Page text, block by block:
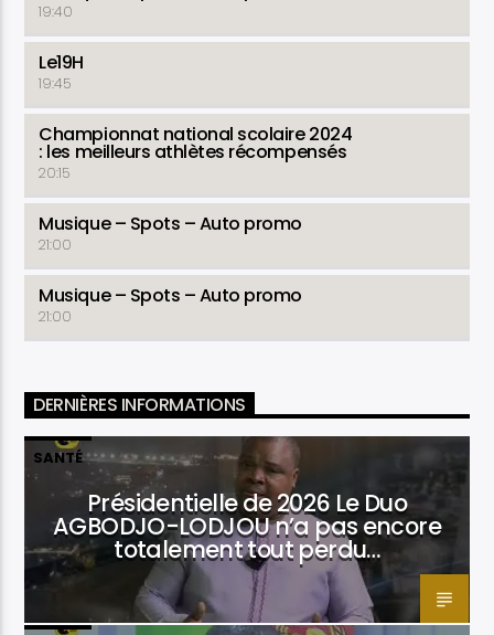
19:40
Le19H
19:45
Championnat national scolaire 2024
: les meilleurs athlètes récompensés
20:15
Musique – Spots – Auto promo
21:00
Musique – Spots – Auto promo
21:00
DERNIÈRES INFORMATIONS
SANTÉ
Présidentielle de 2026 Le Duo
AGBODJO-LODJOU n’a pas encore
totalement tout perdu…